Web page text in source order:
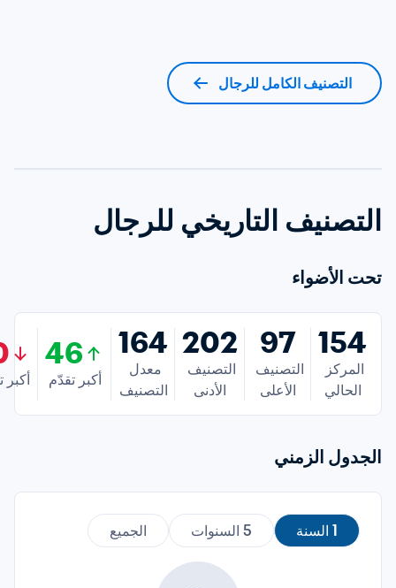
التصنيف الكامل للرجال
التصنيف التاريخي للرجال
تحت الأضواء
154
الحالي
97
الأعلى
202
الأدنى
164
التصنيف
46
أكبر تقدّم أكبر
الجدول الزمني
1 السنة 5 السنوات الجميع